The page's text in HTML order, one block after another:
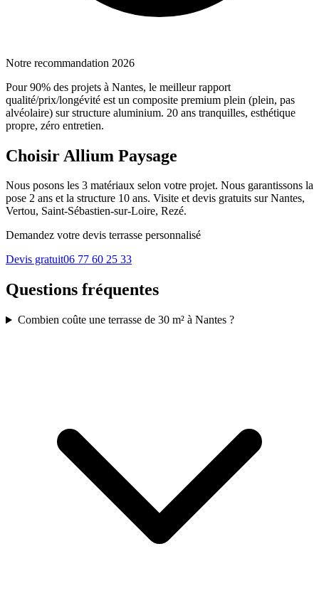
Notre recommandation 2026
Pour 90% des projets à Nantes, le meilleur rapport
qualité/prix/longévité est un composite premium plein (plein, pas
alvéolaire) sur structure aluminium. 20 ans tranquilles, esthétique
propre, zéro entretien.
Choisir Allium Paysage
Nous posons les 3 matériaux selon votre projet. Nous garantissons la
pose 2 ans et la structure 10 ans. Visite et devis gratuits sur Nantes,
Vertou, Saint-Sébastien-sur-Loire, Rezé.
Demandez votre devis terrasse personnalisé
Devis gratuit06 77 60 25 33
Questions fréquentes
Combien coûte une terrasse de 30 m² à Nantes ?